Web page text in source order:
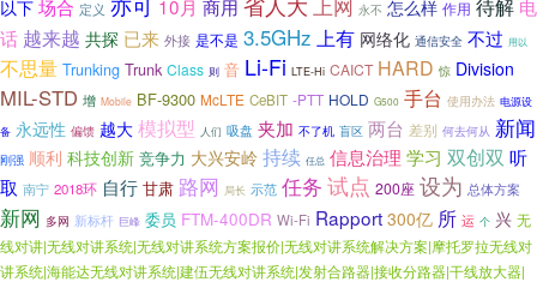
以下 场合 定义 10月 商用 永不 怎么样 作用 待解 电
话 越来越 共探 已来 外接 是不是 3.5GHz 上有 网络化 通信安全 不过 用以
不思量 Trunking Trunk Class 则 音 Li-Fi LTE-Hi CAICT HARD 惊 Division
MIL-STD 增 Mobile BF-9300 McLTE CeBIT -PTT HOLD G500 手台 使用办法 电源设
备 永远性 偏馈 越大模拟型 人们 吸盘 夹加 不了机 盲区 两台 差别 何去何从 新闻
刚强 顺利 科技创新 竞争力 大兴安岭 持续 任总 信息治理 学习 双创双 听
取 南宁 2018环 自行 甘肃 路网 局长 示范 任务 试点 200座 设为 总体方案
新网 多网 新标杆 巨峰 委员 FTM-400DR Wi-Fi Rapport 300亿 所 运 个 兴 无
线对讲|无线对讲系统|无线对讲系统方案报价|无线对讲系统解决方案|摩托罗拉无线对
讲系统|海能达无线对讲系统|建伍无线对讲系统|发射合路器|接收分路器|干线放大器|